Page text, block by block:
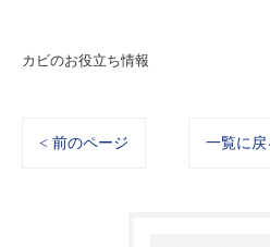
カビのお役立ち情報
< 前のページ 一覧に戻